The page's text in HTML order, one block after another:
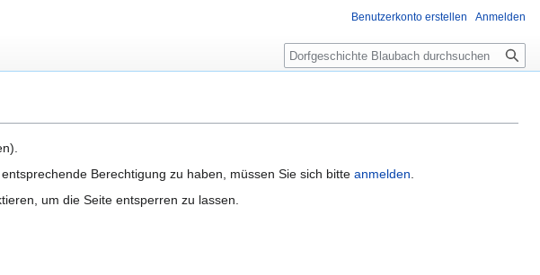
Berechtigung zu haben, müssen Sie sich bitte anmelden.
um die Seite entsperren zu lassen.
Benutzerkonto erstellen Anmelden
Suche